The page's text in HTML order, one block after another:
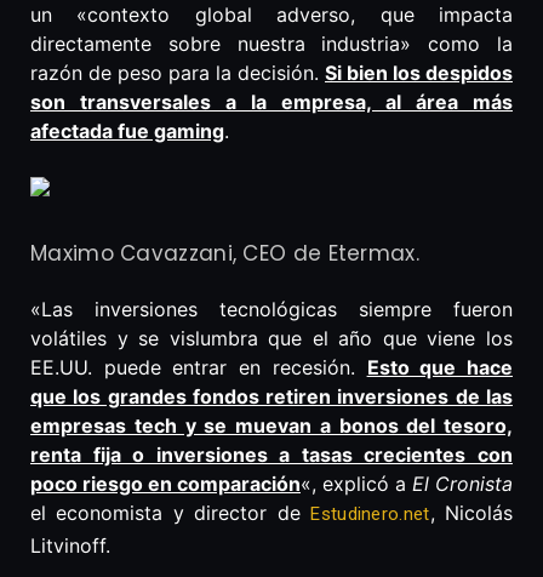
un «contexto global adverso, que impacta
directamente sobre nuestra industria» como la
razón de peso para la decisión. Si bien los despidos
son transversales a la empresa, al área más
afectada fue gaming.
Maximo Cavazzani, CEO de Etermax.
«Las inversiones tecnológicas siempre fueron
volátiles y se vislumbra que el año que viene los
EE.UU. puede entrar en recesión. Esto que hace
que los grandes fondos retiren inversiones de las
empresas tech y se muevan a bonos del tesoro,
renta fija o inversiones a tasas crecientes con
poco riesgo en comparación«, explicó a El Cronista
el economista y director deEstudinero.net, Nicolás
Litvinoff.